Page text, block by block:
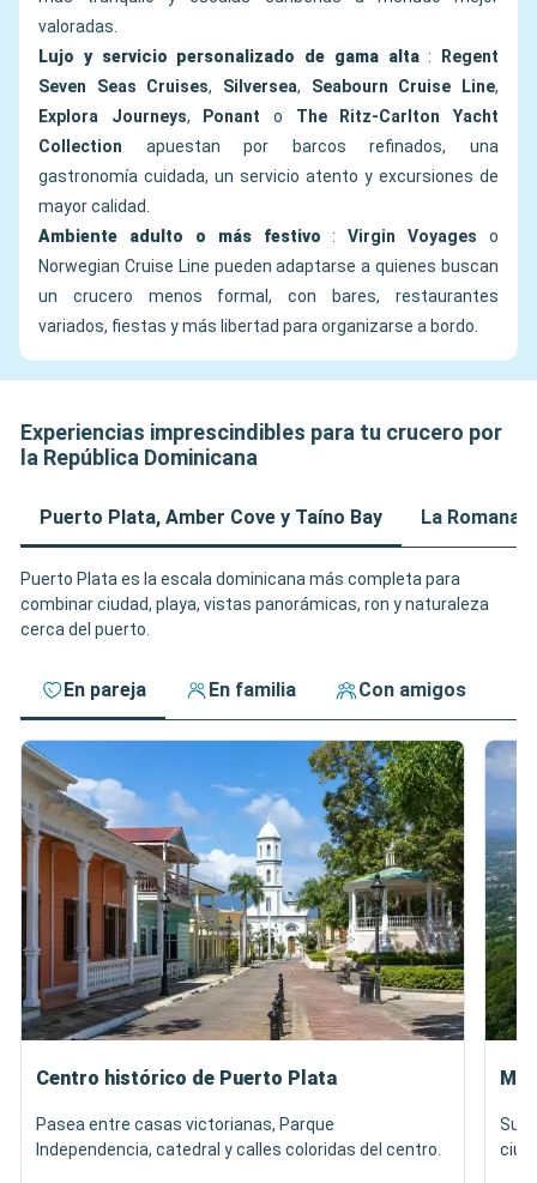
valoradas.
Lujo y servicio personalizado de gama alta:
Regent
Seven Seas Cruises, Silversea, Seabourn Cruise Line,
Explora Journeys, Ponant o The Ritz-Carlton Yacht
Collection apuestan por barcos refinados, una
gastronomía cuidada, un servicio atento y excursiones de
mayor calidad.
Ambiente adulto o más festivo :Virgin Voyages o
Norwegian Cruise Line pueden adaptarse a quienes buscan
un crucero menos formal, con bares, restaurantes
variados, fiestas y más libertad para organizarse a bordo.
Experiencias imprescindibles para tu crucero por
la República Dominicana
Puerto Plata, Amber Cove y Taíno Bay La Romana,
Puerto Plata es la escala dominicana más completa para
combinar ciudad, playa, vistas panorámicas, ron y naturaleza
cerca del puerto.
En pareja En familia Con amigos
Centro histórico de Puerto Plata
Pasea entre casas victorianas, Parque
Independencia, catedral y calles coloridas del centro.